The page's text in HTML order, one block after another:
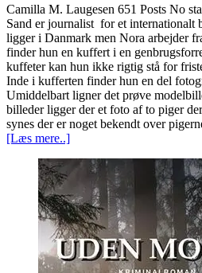
Camilla M. Laugesen 651 Posts No
Sand er journalist for et internationalt
ligger i Danmark men Nora arbejder
finder hun en kuffert i en
kuffeter kan hun ikke rigtig stå for
Inde i kufferten finder hun en del
Umiddelbart ligner det prøve
billeder ligger der et foto af to piger
synes der er noget bekendt over
[Læs mere..]